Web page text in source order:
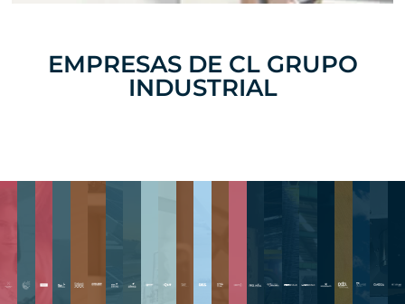
EMPRESAS DE CL GRUPO
INDUSTRIAL